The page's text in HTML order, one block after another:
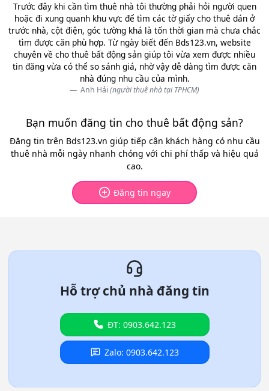
Trước đây khi cần tìm thuê nhà tôi thường phải hỏi người quen
hoặc đi xung quanh khu vực để tìm các tờ giấy cho thuê dán ở
trước nhà, cột điện, góc tường khá là tốn thời gian mà chưa chắc
tìm được căn phù hợp. Từ ngày biết đến Bds123.vn, website
chuyên về cho thuê bất động sản giúp tôi vừa xem được nhiều
tin đăng vừa có thể so sánh giá, nhờ vậy dễ dàng tìm được căn
nhà đúng nhu cầu của mình.
Anh Hải (người thuê nhà tại TPHCM)
Bạn muốn đăng tin cho thuê bất động sản?
Đăng tin trên Bds123.vn giúp tiếp cận khách hàng có nhu cầu
thuê nhà mỗi ngày nhanh chóng với chi phí thấp và hiệu quả
cao.
Đăng tin ngay
Hỗ trợ chủ nhà đăng tin
ĐT: 0903.642.123
Zalo: 0903.642.123